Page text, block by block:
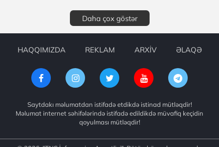
Daha çox göstər
HAQQIMIZDA REKLAM ARXİV ƏLAQƏ
Saytdakı məlumatdan istifadə etdikdə istinad mütləqdir!
Məlumat internet səhifələrində istifadə edildikdə müvafiq keçidin
qoyulması mütləqdir!